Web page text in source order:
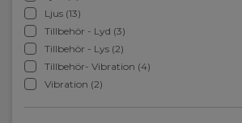
Ljus (13)
Tillbehör - Lyd (3)
Tillbehör - Lys (2)
Tillbehör- Vibration (4)
Vibration (2)